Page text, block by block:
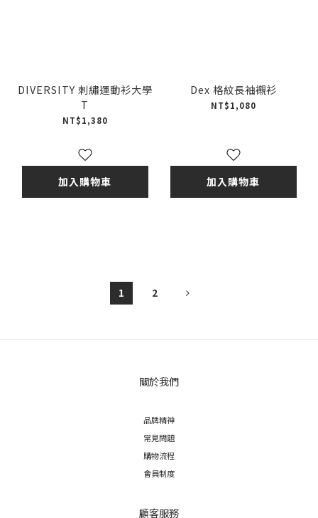
DIVERSITY 刺繡運動衫大學
T
NT$1,380
加入購物車
Dex 格紋長袖襯衫
NT$1,080
加入購物車
1 2
關於我們
品牌精神
常見問題
購物流程
會員制度
顧客服務